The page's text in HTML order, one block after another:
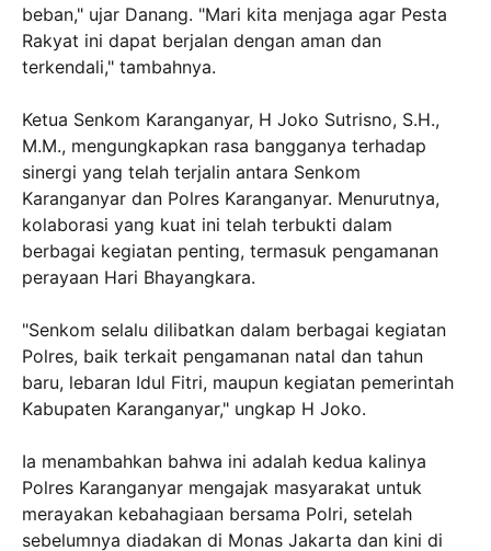
beban," ujar Danang. "Mari kita menjaga agar Pesta
Rakyat ini dapat berjalan dengan aman dan
terkendali," tambahnya.
Ketua Senkom Karanganyar, H Joko Sutrisno, S.H.,
M.M., mengungkapkan rasa bangganya terhadap
sinergi yang telah terjalin antara Senkom
Karanganyar dan Polres Karanganyar. Menurutnya,
kolaborasi yang kuat ini telah terbukti dalam
berbagai kegiatan penting, termasuk pengamanan
perayaan Hari Bhayangkara.
"Senkom selalu dilibatkan dalam berbagai kegiatan
Polres, baik terkait pengamanan natal dan tahun
baru, lebaran Idul Fitri, maupun kegiatan pemerintah
Kabupaten Karanganyar," ungkap H Joko.
Ia menambahkan bahwa ini adalah kedua kalinya
Polres Karanganyar mengajak masyarakat untuk
merayakan kebahagiaan bersama Polri, setelah
sebelumnya diadakan di Monas Jakarta dan kini di